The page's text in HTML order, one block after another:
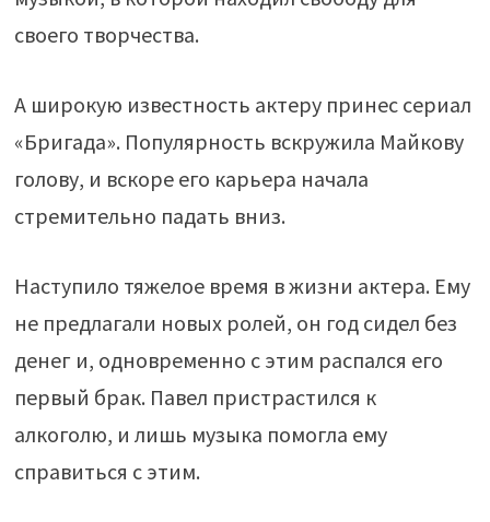
своего творчества.
А широкую известность актеру принес сериал
«Бригада». Популярность вскружила Майкову
голову, и вскоре его карьера начала
стремительно падать вниз.
Наступило тяжелое время в жизни актера. Ему
не предлагали новых ролей, он год сидел без
денег и, одновременно с этим распался его
первый брак. Павел пристрастился к
алкоголю, и лишь музыка помогла ему
справиться с этим.